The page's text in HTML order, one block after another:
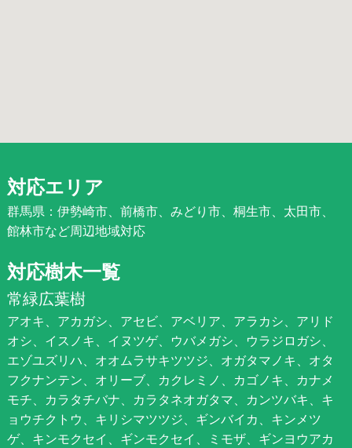
対応エリア
群馬県：伊勢崎市、前橋市、みどり市、桐生市、太田市、
館林市など周辺地域対応
対応樹木一覧
常緑広葉樹
アオキ、アカガシ、アセビ、アベリア、アラカシ、アリド
オシ、イスノキ、イヌツゲ、ウバメガシ、ウラジロガシ、
エゾユズリハ、オオムラサキツツジ、オガタマノキ、オタ
フクナンテン、オリーブ、カクレミノ、カゴノキ、カナメ
モチ、カラタチバナ、カラタネオガタマ、カンツバキ、キ
ョウチクトウ、キリシマツツジ、ギンバイカ、キンメツ
ゲ、キンモクセイ、ギンモクセイ、ミモザ、ギンヨウアカ